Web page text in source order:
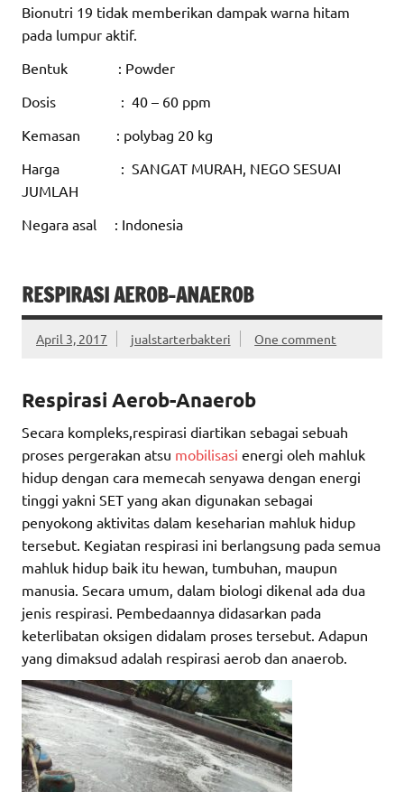
Bionutri 19 tidak memberikan dampak warna hitam
pada lumpur aktif.
Bentuk : Powder
Dosis : 40 – 60 ppm
Kemasan : polybag 20 kg
Harga : SANGAT MURAH, NEGO SESUAI
JUMLAH
Negara asal : Indonesia
RESPIRASI AEROB-ANAEROB
April 3, 2017 jualstarterbakteri One comment
Respirasi Aerob-Anaerob
Secara kompleks,respirasi diartikan sebagai sebuah
proses pergerakan atsu mobilisasi energi oleh mahluk
hidup dengan cara memecah senyawa dengan energi
tinggi yakni SET yang akan digunakan sebagai
penyokong aktivitas dalam keseharian mahluk hidup
tersebut. Kegiatan respirasi ini berlangsung pada semua
mahluk hidup baik itu hewan, tumbuhan, maupun
manusia. Secara umum, dalam biologi dikenal ada dua
jenis respirasi. Pembedaannya didasarkan pada
keterlibatan oksigen didalam proses tersebut. Adapun
yang dimaksud adalah respirasi aerob dan anaerob.